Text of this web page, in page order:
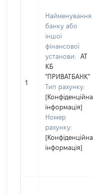
1
Найменування
банку або
іншої
фінансової
установи:
АТ
КБ
"ПРИВАТБАНК"
Тип рахунку:
[Конфіденційна
інформація]
Номер
рахунку:
[Конфіденційна
інформація]